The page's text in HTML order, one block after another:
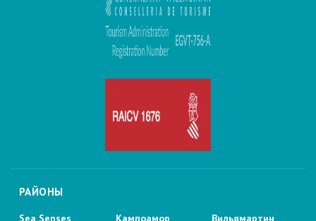
РАЙОНЫ
Sea Senses
Кампоамор
Вильямартин